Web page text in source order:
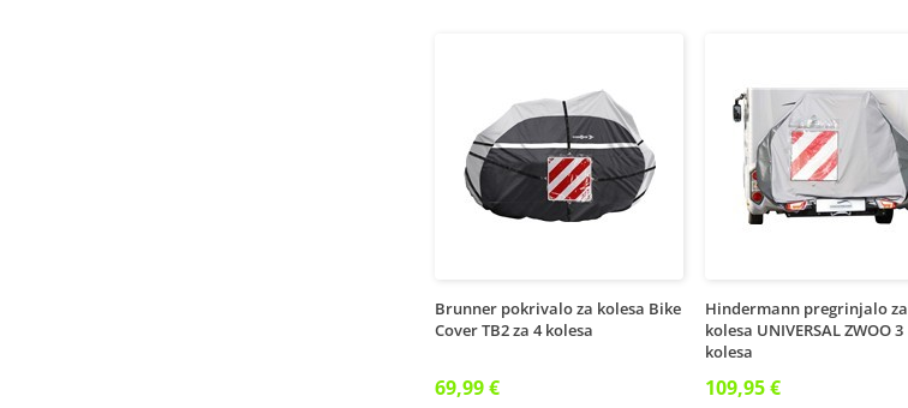
Brunner pokrivalo za kolesa Bike
Cover TB2 za 4 kolesa
69,99 €
Hindermann pregrinjalo za
kolesa UNIVERSAL ZWOO 3
kolesa
109,95 €